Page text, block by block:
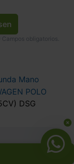
Mano
POLO
DSG